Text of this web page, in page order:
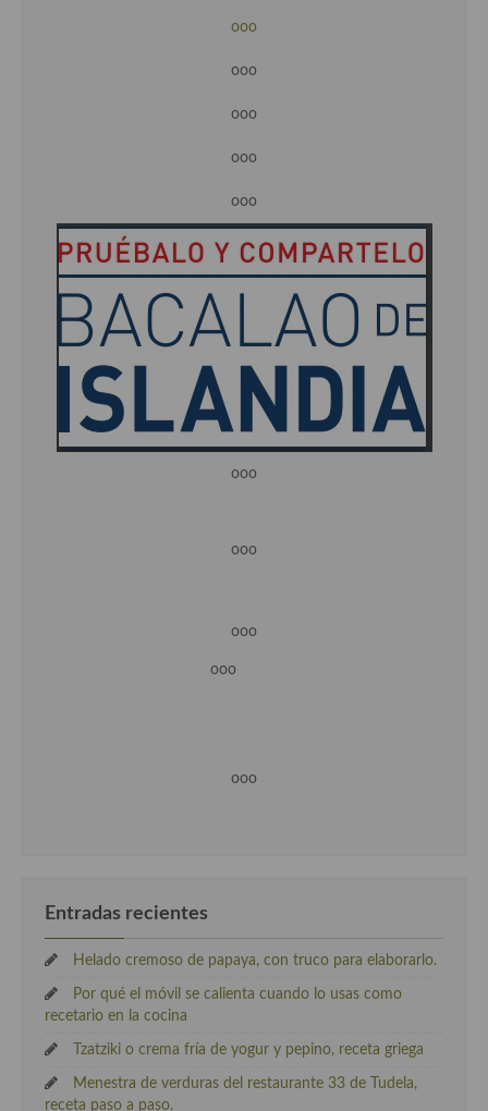
ooo
ooo
ooo
ooo
ooo
ooo
ooo
ooo
ooo
ooo
Entradas recientes
Helado cremoso de papaya, con truco para elaborarlo.
Por qué el móvil se calienta cuando lo usas como
recetario en la cocina
Tzatziki o crema fría de yogur y pepino, receta griega
Menestra de verduras del restaurante 33 de Tudela,
receta paso a paso.